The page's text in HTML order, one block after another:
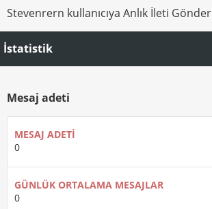
Stevenrern kullanıcıya Anlık İleti Gönder
İstatistik
Mesaj adeti
MESAJ ADETI
0
GÜNLÜK ORTALAMA MESAJLAR
0